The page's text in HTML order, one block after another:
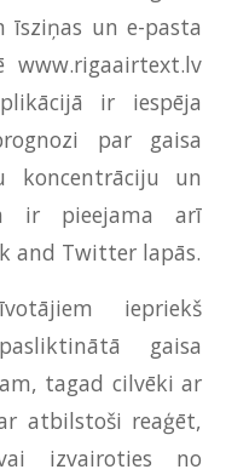
īsziņas un e-pasta
www.rigaairtext.lv
ir iespēja
par gaisa
koncentrāciju un
ir pieejama arī
and Twitter lapās.
iepriekš
gaisa
tagad cilvēki ar
atbilstoši reaģēt,
izvairoties no